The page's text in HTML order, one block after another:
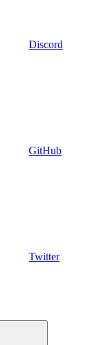
Discord
GitHub
Twitter